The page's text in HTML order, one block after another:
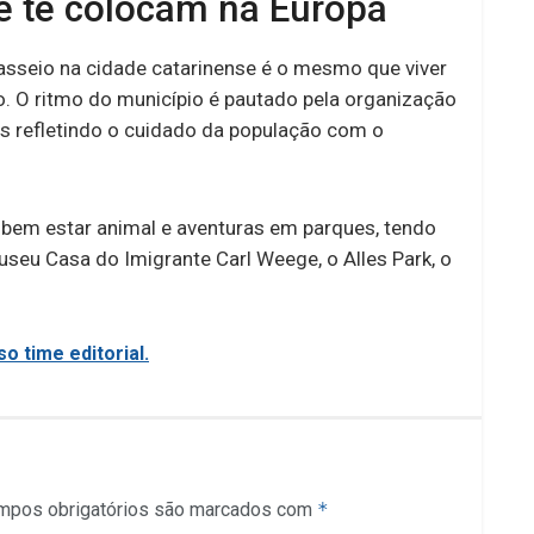
na cidade catarinense é o mesmo que viver
O ritmo do município é pautado pela organização
refletindo o cuidado da população com o
estar animal e aventuras em parques, tendo
Casa do Imigrante Carl Weege, o Alles Park, o
time editorial.
obrigatórios são marcados com *